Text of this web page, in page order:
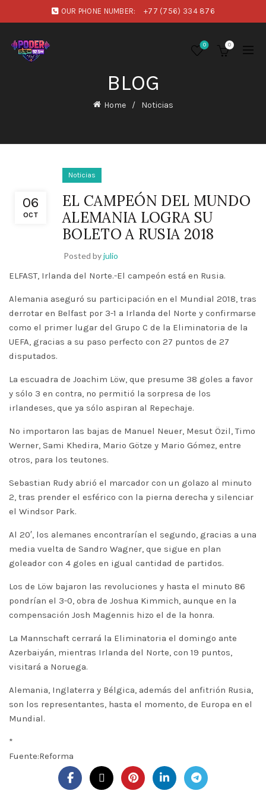
OUR PHONE NUMBER: +77 (756) 334 876
0 0
BLOG
Home Noticias
06
OCT
Noticias
EL CAMPEÓN DEL MUNDO
ALEMANIA LOGRA SU
BOLETO A RUSIA 2018
Posted byjulio
ELFAST, Irlanda del Norte.-El campeón está en Rusia.
Alemania aseguró su participación en el Mundial 2018, tras
derrotar en Belfast por 3-1 a Irlanda del Norte y confirmarse
como el primer lugar del Grupo C de la Eliminatoria de la
UEFA, gracias a su paso perfecto con 27 puntos de 27
disputados.
La escuadra de Joachim Löw, que presume 38 goles a favor
y sólo 3 en contra, no permitió la sorpresa de los
irlandeses, que ya sólo aspiran al Repechaje.
No importaron las bajas de Manuel Neuer, Mesut Özil, Timo
Werner, Sami Khedira, Mario Götze y Mario Gómez, entre
otros, para los teutones.
Sebastian Rudy abrió el marcador con un golazo al minuto
2, tras prender el esférico con la pierna derecha y silenciar
el Windsor Park.
Al 20′, los alemanes encontrarían el segundo, gracias a una
media vuelta de Sandro Wagner, que sigue en plan
goleador con 4 goles en igual cantidad de partidos.
Los de Löw bajaron las revoluciones y hasta el minuto 86
pondrían el 3-0, obra de Joshua Kimmich, aunque en la
compensación Josh Magennis hizo el de la honra.
La Mannschaft cerrará la Eliminatoria el domingo ante
Azerbaiyán, mientras Irlanda del Norte, con 19 puntos,
visitará a Noruega.
Alemania, Inglaterra y Bélgica, además del anfitrión Rusia,
son los representantes, hasta el momento, de Europa en el
Mundial.
*
Fuente:Reforma